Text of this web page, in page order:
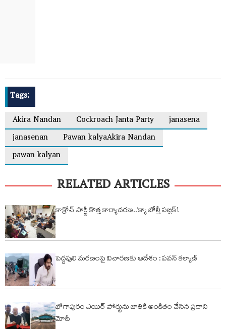
Tags:
Akira Nandan
Cockroach Janta Party
janasena
janasenan
Pawan kalyaAkira Nandan
pawan kalyan
RELATED ARTICLES
కాక్రోచ్ పార్టీ కొత్త కార్యాచరణ..‘క్యా బోల్తీ పబ్లిక్’!
పెద్దపులి మరణంపై విచారణకు ఆదేశం : పవన్ కల్యాణ్
భోగాపురం ఎయిర్ పోర్టును జాతికి అంకితం చేసిన ప్రధాని
మోదీ